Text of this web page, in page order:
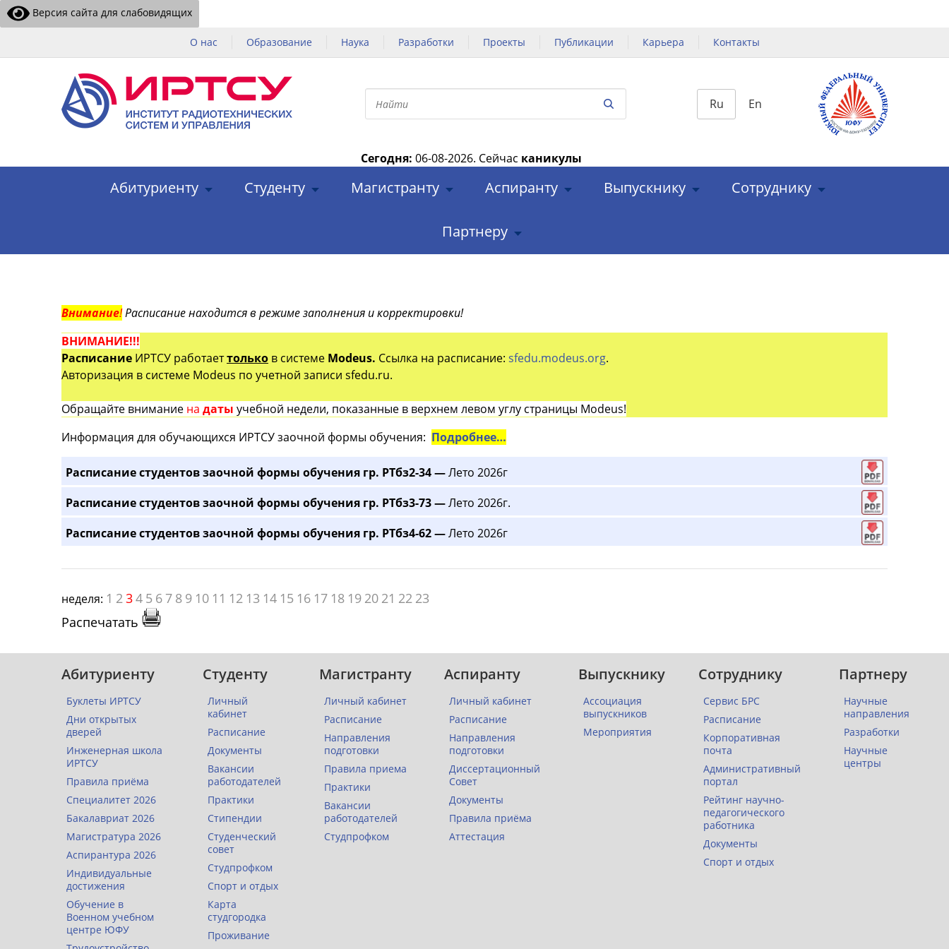
Версия сайта для слабовидящих
О нас Образование Наука Разработки Проекты Публикации Карьера Контакты
Ru En
Сегодня: 06-08-2026. Сейчас каникулы
Абитуриенту Студенту Магистранту Аспиранту Выпускнику Сотруднику
Партнеру
Внимание!Расписание находится в режиме заполнения и корректировки!
ВНИМАНИЕ!!!
Расписание ИРТСУ работаеттолько в системе Modeus. Ссылка на расписание: sfedu.modeus.org.
Авторизация в системе Modeus по учетной записи sfedu.ru.
Обращайте внимание на даты учебной недели, показанные в верхнем левом углу страницы Modeus!
Информация для обучающихся ИРТСУ заочной формы обучения: Подробнее…
Расписание студентов заочной формы обучения гр. РТбз2-34 —Лето 2026г
Расписание студентов заочной формы обучения гр. РТбз3-73 —Лето 2026г.
Расписание студентов заочной формы обучения гр. РТбз4-62 —Лето 2026г
неделя: 1 234 5 6 7 8 9 10 11 12 13 14 15 16 17 18 19 20 21 22 23
Распечатать
Абитуриенту
Буклеты ИРТСУ
Дни открытых
дверей
Инженерная школа
ИРТСУ
Правила приёма
Специалитет 2026
Бакалавриат 2026
Магистратура 2026
Аспирантура 2026
Индивидуальные
достижения
Обучение в
Военном учебном
центре ЮФУ
Студенту
Личный
кабинет
Расписание
Документы
Вакансии
работодателей
Практики
Стипендии
Студенческий
совет
Студпрофком
Спорт и отдых
Карта
студгородка
Проживание
Магистранту
Личный кабинет
Расписание
Направления
подготовки
Правила приема
Практики
Вакансии
работодателей
Студпрофком
Аспиранту
Личный кабинет
Расписание
Направления
подготовки
Диссертационный
Совет
Документы
Правила приёма
Аттестация
Выпускнику
Ассоциация
выпускников
Мероприятия
Сотруднику
Сервис БРС
Расписание
Корпоративная
почта
Административный
портал
Рейтинг научно-
педагогического
работника
Документы
Спорт и отдых
Партнеру
Научные
направления
Разработки
Научные
центры